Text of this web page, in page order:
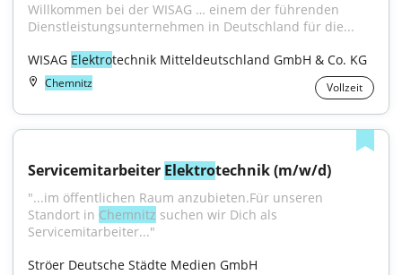
Willkommen bei der WISAG … einem der führenden
Dienstleistungsunternehmen in Deutschland für die...
WISAG Elektrotechnik Mitteldeutschland GmbH & Co. KG
Chemnitz Vollzeit
Servicemitarbeiter Elektrotechnik (m/w/d)
"...im öffentlichen Raum anzubieten.Für unseren
Standort in Chemnitz suchen wir Dich als
Servicemitarbeiter..."
Ströer Deutsche Städte Medien GmbH